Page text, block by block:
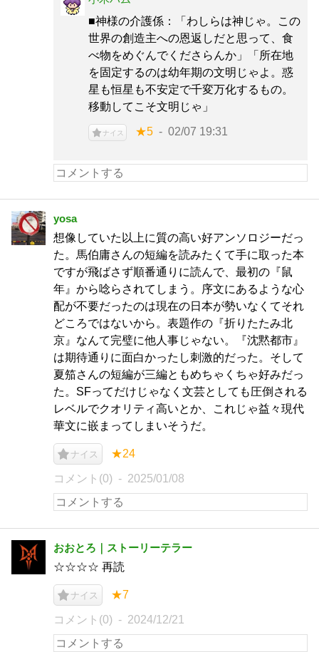
■神様の介護係：「わしらは神じゃ。この
世界の創造主への恩返しだと思って、食
べ物をめぐんでくださらんか」「所在地
を固定するのは幼年期の文明じゃよ。惑
星も恒星も不安定で千変万化するもの。
移動してこそ文明じゃ」
ナイス ★5 02/07 19:31
yosa
想像していた以上に質の高い好アンソロジーだっ
た。馬伯庸さんの短編を読みたくて手に取った本
ですが飛ばさず順番通りに読んで、最初の『鼠
年』から唸らされてしまう。序文にあるような心
配が不要だったのは現在の日本が勢いなくてそれ
どころではないから。表題作の『折りたたみ北
京』なんて完璧に他人事じゃない。『沈黙都市』
は期待通りに面白かったし刺激的だった。そして
夏笳さんの短編が三編ともめちゃくちゃ好みだっ
た。SFってだけじゃなく文芸としても圧倒される
レベルでクオリティ高いとか、これじゃ益々現代
華文に嵌まってしまいそうだ。
ナイス ★24
コメント(0) 2025/01/08
おおとろ｜ストーリーテラー
☆☆☆☆ 再読
ナイス ★7
コメント(0) 2024/12/21